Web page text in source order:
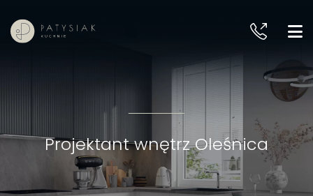
Projektant wnętrz Oleśnica